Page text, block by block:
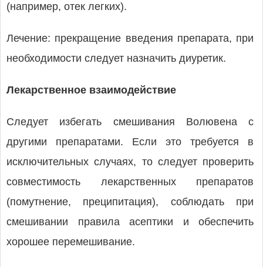
(например, отек легких).
Лечение: прекращение введения препарата, при
необходимости следует назначить диуретик.
Лекарственное взаимодействие
Следует избегать смешивания Волювена с
другими препаратами. Если это требуется в
исключительных случаях, то следует проверить
совместимость лекарственных препаратов
(помутнение, преципитация), соблюдать при
смешивании правила асептики и обеспечить
хорошее перемешивание.